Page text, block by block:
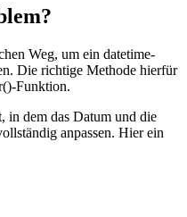
Weg, um ein datetime-
Die richtige Methode hierfür
Funktion.
in dem das Datum und die
anpassen. Hier ein